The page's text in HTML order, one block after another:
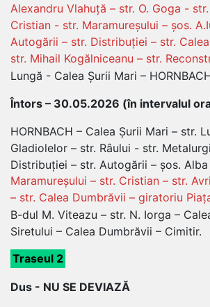
Alexandru Vlahuță – str. O. Goga -
Cristian - str. Maramureșului – șos.
Autogării – str. Distribuției – str.
str. Mihail Kogălniceanu – str.
Lungă - Calea Șurii Mari –
Întors – 30.05.2026 (în intervalul
HORNBACH – Calea Șurii Mari – str.
Gladiolelor – str. Râului - str.
Distribuției – str. Autogării – șos. Alba
Maramureșului – str. Cristian – str.
– str. Calea Dumbrăvii – giratoriu
B-dul M. Viteazu – str. N. Iorga –
Siretului – Calea Dumbrăvii – Cimitir.
Traseul 2
Dus - NU SE DEVIAZĂ